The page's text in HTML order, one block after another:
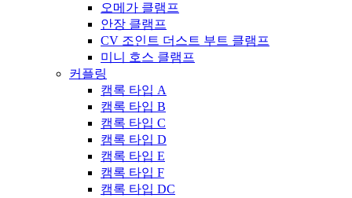
오메가 클램프
안장 클램프
CV 조인트 더스트 부트 클램프
미니 호스 클램프
커플링
캠록 타입 A
캠록 타입 B
캠록 타입 C
캠록 타입 D
캠록 타입 E
캠록 타입 F
캠록 타입 DC